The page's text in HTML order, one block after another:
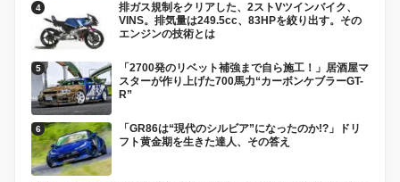
排ガス規制をクリアした、2ストVツインバイク、
VINS。排気量は249.5cc、83HPを絞り出す。その
エンジンの技術とは
「2700発のリベット補強まで自ら施工！」居酒屋マ
スターが作り上げた700馬力“カーボンケブラーGT-
R”
「GR86は“現代のシルビア”になったのか!?」ドリ
フト黄金期を生きた達人、その答え